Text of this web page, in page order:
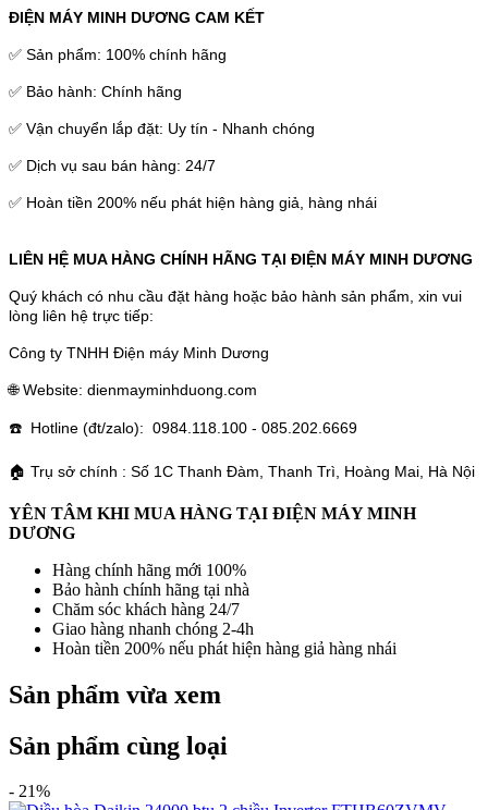
ĐIỆN MÁY MINH DƯƠNG CAM KẾT
✅ Sản phẩm: 100% chính hãng
✅ Bảo hành: Chính hãng
✅ Vận chuyển lắp đặt: Uy tín - Nhanh chóng
✅ Dịch vụ sau bán hàng: 24/7
✅ Hoàn tiền 200% nếu phát hiện hàng giả, hàng nhái
LIÊN HỆ MUA HÀNG CHÍNH HÃNG TẠI ĐIỆN MÁY MINH DƯƠNG
Quý khách có nhu cầu đặt hàng hoặc bảo hành sản phẩm, xin vui
lòng liên hệ trực tiếp:
Công ty TNHH Điện máy Minh Dương
🌐 Website: dienmayminhduong.com
☎️ Hotline (đt/zalo): 0984.118.100 - 085.202.6669
🏠 Trụ sở chính : Số 1C Thanh Đàm, Thanh Trì, Hoàng Mai, Hà Nội
YÊN TÂM KHI MUA HÀNG TẠI ĐIỆN MÁY MINH
DƯƠNG
Hàng chính hãng mới 100%
Bảo hành chính hãng tại nhà
Chăm sóc khách hàng 24/7
Giao hàng nhanh chóng 2-4h
Hoàn tiền 200% nếu phát hiện hàng giả hàng nhái
Sản phẩm vừa xem
Sản phẩm cùng loại
- 21%